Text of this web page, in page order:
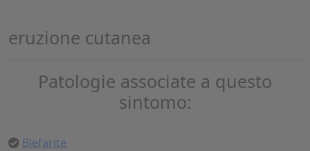
eruzione cutanea
Patologie associate a questo
sintomo:
Blefarite